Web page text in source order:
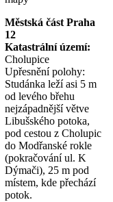
Městská část Praha
12
Katastrální území:
Cholupice
Upřesnění polohy:
Studánka leží asi 5 m
od levého břehu
nejzápadnější větve
Libušského potoka,
pod cestou z Cholupic
do Modřanské rokle
(pokračování ul. K
Dýmači), 25 m pod
místem, kde přechází
potok.